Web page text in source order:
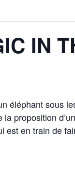
IN
éléphant sous
proposition
en train de